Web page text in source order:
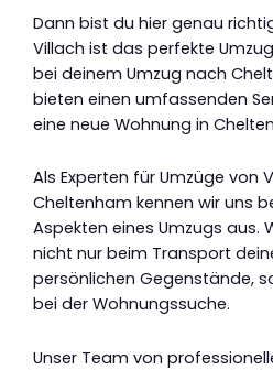
Dann bist du hier genau
Villach ist das perfekte
bei deinem Umzug nach
bieten einen umfassenden
eine neue Wohnung in
Als Experten für Umzüge von
Cheltenham kennen wir uns
Aspekten eines Umzugs aus.
nicht nur beim Transport
persönlichen Gegenstände,
bei der Wohnungssuche.
Unser Team von